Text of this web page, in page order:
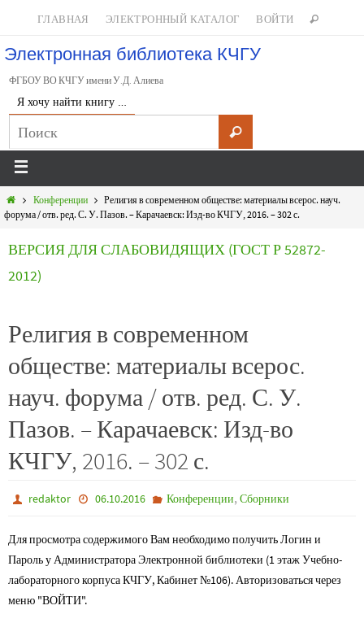
ГЛАВНАЯ ЭЛЕКТРОННЫЙ КАТАЛОГ ВОЙТИ
Электронная библиотека КЧГУ
ФГБОУ ВО КЧГУ имени У.Д. Алиева
Я хочу найти книгу …
Конференции
Религия в современном обществе: материалы всерос. науч.
форума / отв. ред. С. У. Пазов. – Карачаевск: Изд-во КЧГУ, 2016. – 302 с.
ВЕРСИЯ ДЛЯ СЛАБОВИДЯЩИХ (ГОСТ Р 52872-
2012)
Религия в современном
обществе: материалы всерос.
науч. форума / отв. ред. С. У.
Пазов. – Карачаевск: Изд-во
КЧГУ, 2016. – 302 с.
redaktor 06.10.2016 Конференции, Сборники
Для просмотра содержимого Вам необходимо получить Логин и
Пароль у Администратора Электронной библиотеки (1 этаж Учебно-
лабораторного корпуса КЧГУ, Кабинет №106). Авторизоваться через
меню "ВОЙТИ".